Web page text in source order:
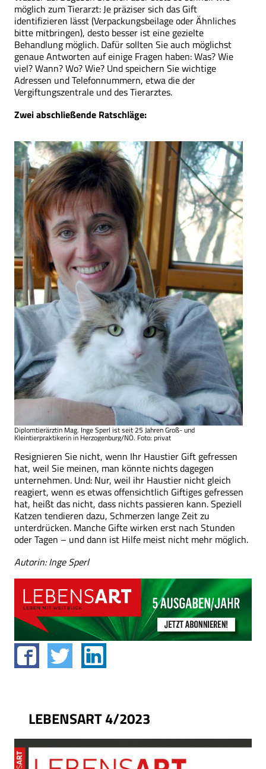
möglich zum Tierarzt: Je präziser sich das Gift
identifizieren lässt (Verpackungsbeilage oder Ähnliches
bitte mitbringen), desto besser ist eine gezielte
Behandlung möglich. Dafür sollten Sie auch möglichst
genaue Antworten auf einige Fragen haben: Was? Wie
viel? Wann? Wo? Wie? Und speichern Sie wichtige
Adressen und Telefonnummern, etwa die der
Vergiftungszentrale und des Tierarztes.
Zwei abschließende Ratschläge:
Diplomtierärztin Mag. Inge Sperl ist seit 25 Jahren Groß- und
Kleintierpraktikerin in Herzogenburg/NÖ. Foto: privat
Resignieren Sie nicht, wenn Ihr Haustier Gift gefressen
hat, weil Sie meinen, man könnte nichts dagegen
unternehmen. Und: Nur, weil ihr Haustier nicht gleich
reagiert, wenn es etwas offensichtlich Giftiges gefressen
hat, heißt das nicht, dass nichts passieren kann. Speziell
Katzen tendieren dazu, Schmerzen lange Zeit zu
unterdrücken. Manche Gifte wirken erst nach Stunden
oder Tagen – und dann ist Hilfe meist nicht mehr möglich.
Autorin: Inge Sperl
LEBENSART 4/2023